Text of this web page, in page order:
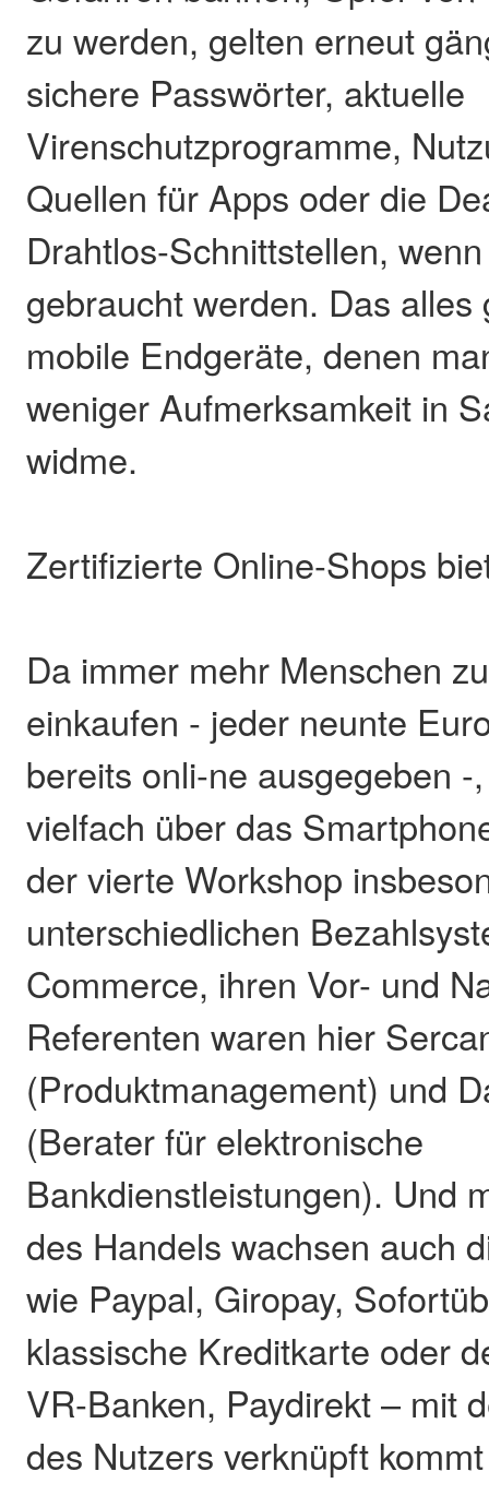
zu werden, gelten erneut
sichere Passwörter, aktuelle
Virenschutzprogramme,
Quellen für Apps oder die
Drahtlos-Schnittstellen,
gebraucht werden. Das alles
mobile Endgeräte, denen
weniger Aufmerksamkeit in
widme.
Zertifizierte Online-Shops
Da immer mehr Menschen
einkaufen - jeder neunte
bereits onli-ne ausgegeben -
vielfach über das
der vierte Workshop
unterschiedlichen
Commerce, ihren Vor- und
Referenten waren hier
(Produktmanagement) und
(Berater für elektronische
Bankdienstleistungen). Und
des Handels wachsen auch
wie Paypal, Giropay,
klassische Kreditkarte oder
VR-Banken, Paydirekt – mit
des Nutzers verknüpft